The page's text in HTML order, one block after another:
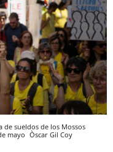
sueldos de los Mossos
mayo Òscar Gil Coy